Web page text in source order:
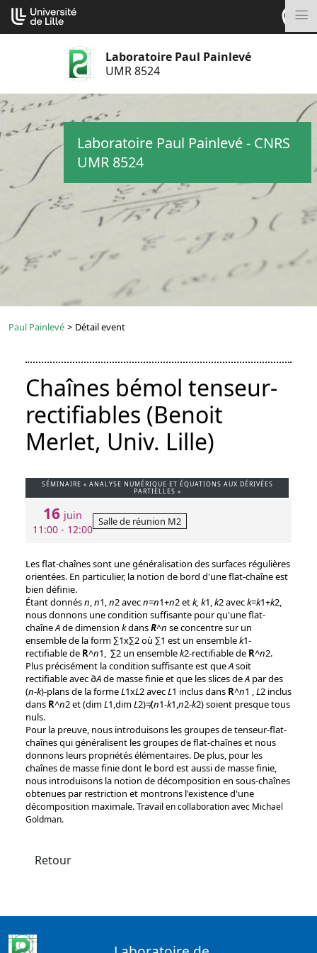
Aller
au
contenu
Laboratoire Paul Painlevé
UMR 8524
Laboratoire Paul Painlevé - CNRS
UMR 8524
Paul Painlevé > Détail event
Chaînes bémol tenseur-
rectifiables (Benoit
Merlet, Univ. Lille)
SÉMINAIRE « ANALYSE NUMÉRIQUE ET ÉQUATIONS AUX DÉRIVÉES
PARTIELLES »
16 juin
11:00 - 12:00
Salle de réunion M2
Les flat-chaînes sont une généralisation des surfaces régulières
orientées. En particulier, la notion de bord d'une flat-chaîne est
bien définie.
Étant donnésn,n1,n2 avecn=n1+n2 etk, k1,k2 aveck=k1+k2,
nous donnons une condition suffisante pour qu'une flat-
chaîneAde dimension kdansR^n se concentre sur un
ensemble de la form ∑1x∑2 où ∑1 est un ensemblek1-
rectifiable de R^n1, ∑2 un ensemblek2-rectifiable de R^n2.
Plus précisément la condition suffisante est queAsoit
rectifiable avec ∂Ade masse finie et que les slices deA par des
(n-k)-plans de la formeL1xL2 avecL1 inclus dans R^n1 ,L2 inclus
dans R^n2 et (dimL1,dimL2)≠(n1-k1,n2-k2) soient presque tous
nuls.
Pour la preuve, nous introduisons les groupes de tenseur-flat-
chaînes qui généralisent les groupes de flat-chaînes et nous
donnons leurs propriétés élémentaires. De plus, pour les
chaînes de masse finie dont le bord est aussi de masse finie,
nous introduisons la notion de décomposition en sous-chaînes
obtenues par restriction et montrons l'existence d'une
décomposition maximale. Travailen collaboration avec Michael
Goldman.
Retour
Cookies management panel